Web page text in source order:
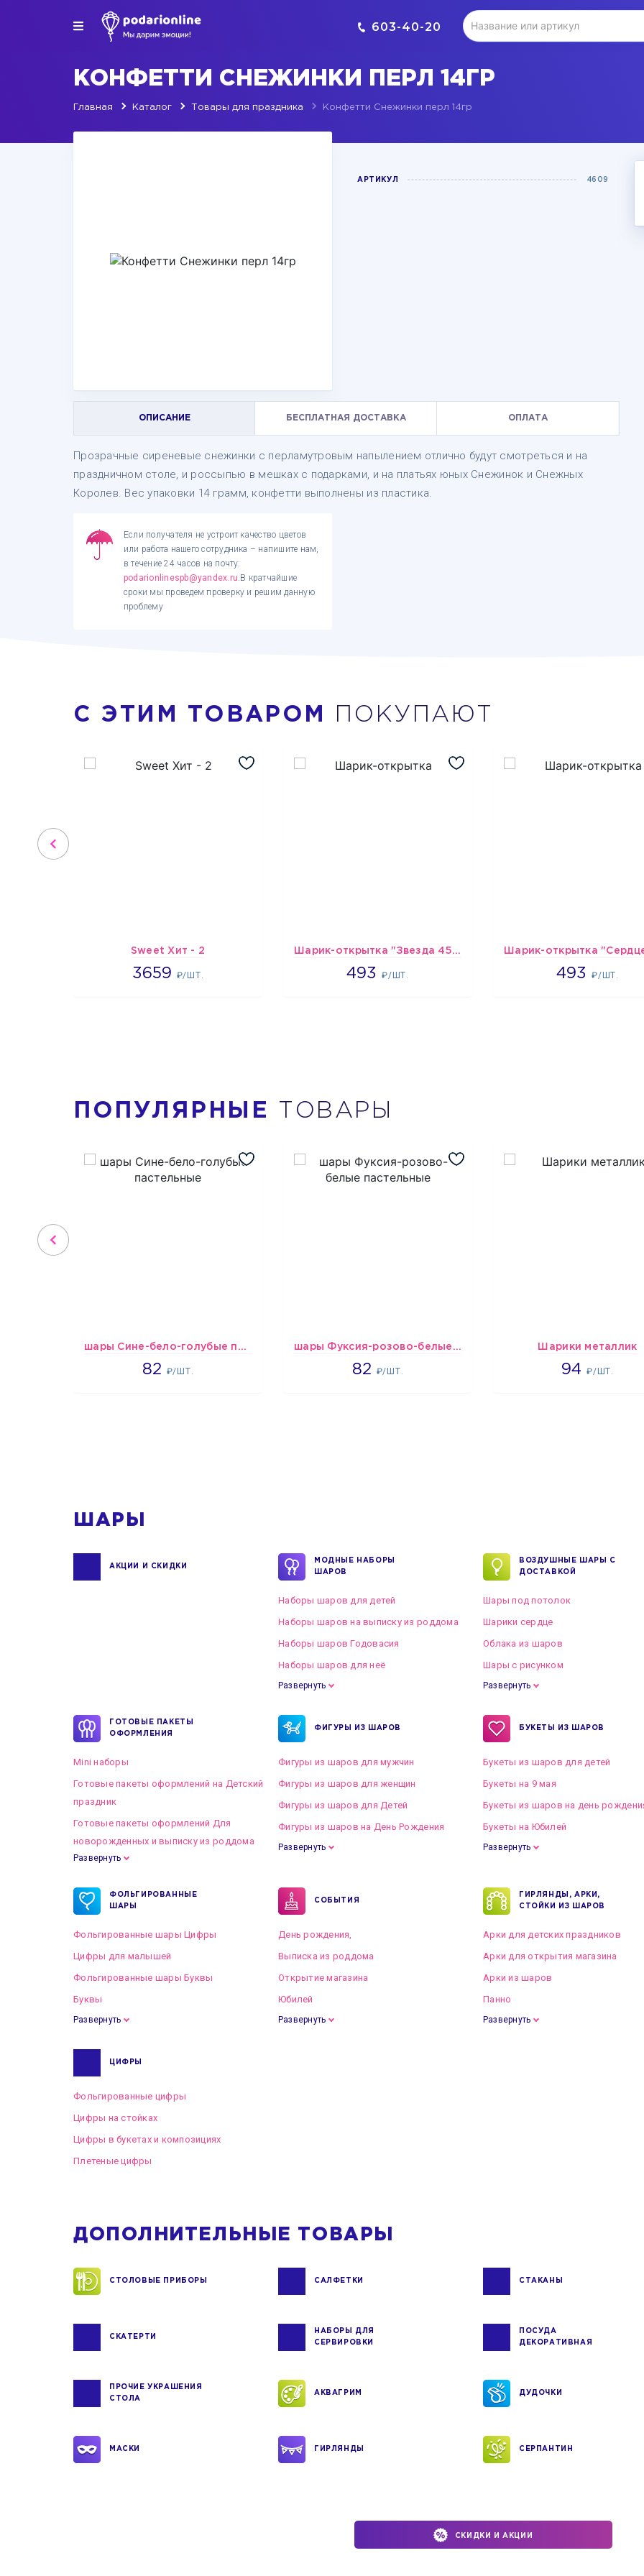
603-40-20
КОНФЕТТИ СНЕЖИНКИ ПЕРЛ 14ГР
Главная Каталог Товары для праздника Конфетти Снежинки перл 14гр
АРТИКУЛ 4609
ОПИСАНИЕ БЕСПЛАТНАЯ ДОСТАВКА ОПЛАТА
Прозрачные сиреневые снежинки с перламутровым напылением отлично будут смотреться и на
праздничном столе, и россыпью в мешках с подарками, и на платьях юных Снежинок и Снежных
Королев. Вес упаковки 14 грамм, конфетти выполнены из пластика.
Если получателя не устроит качество цветов
или работа нашего сотрудника – напишите нам,
в течение 24 часов на почту:
podarionlinespb@yandex.ru.В кратчайшие
сроки мы проведем проверку и решим данную
проблему
С ЭТИМ ТОВАРОМ ПОКУПАЮТ
Sweet Хит - 2
3659 ₽/ШТ.
3659 Шарик-открытка "Звезда 45 см" №1
493₽/ШТ.
493
493₽/ШТ.
493
ПОПУЛЯРНЫЕ ТОВАРЫ
шары Сине-бело-голубые пастельные
82 ₽/ШТ.
1637 шары Фуксия-розово-белые пастельные
82 ₽/ШТ.
1637 Шарики металлик
94₽/ШТ.
1697
ШАРЫ
АКЦИИ И СКИДКИ
МОДНЫЕ НАБОРЫ
ШАРОВ
Наборы шаров для детей
Наборы шаров на выписку из роддома
Наборы шаров Годовасия
Наборы шаров для неё
Развернуть
ВОЗДУШНЫЕ ШАРЫ С
ДОСТАВКОЙ
Шары под потолок
Шарики сердце
Облака из шаров
Шары с рисунком
Развернуть
ГОТОВЫЕ ПАКЕТЫ
ОФОРМЛЕНИЯ
Mini наборы
Готовые пакеты оформлений на Детский
праздник
Готовые пакеты оформлений Для
новорожденных и выписку из роддома
Готовые пакеты оформлений на Свадьбу
Развернуть
ФИГУРЫ ИЗ ШАРОВ
Фигуры из шаров для мужчин
Фигуры из шаров для женщин
Фигуры из шаров для Детей
Фигуры из шаров на День Рождения
Развернуть
БУКЕТЫ ИЗ ШАРОВ
Букеты из шаров для детей
Букеты на 9 мая
Букеты из шаров на день
Букеты на Юбилей
Развернуть
ФОЛЬГИРОВАННЫЕ
ШАРЫ
Фольгированные шары Цифры
Цифры для малышей
Фольгированные шары Буквы
Буквы
Развернуть
СОБЫТИЯ
День рождения,
Выписка из роддома
Открытие магазина
Юбилей
Развернуть
ГИРЛЯНДЫ, АРКИ,
СТОЙКИ ИЗ ШАРОВ
Арки для детских праздников
Арки для открытия магазина
Арки из шаров
Панно
Развернуть
ЦИФРЫ
Фольгированные цифры
Цифры на стойках
Цифры в букетах и композициях
Плетеные цифры
ДОПОЛНИТЕЛЬНЫЕ ТОВАРЫ
СТОЛОВЫЕ ПРИБОРЫ САЛФЕТКИ СТАКАНЫ
СКАТЕРТИ
НАБОРЫ ДЛЯ
СЕРВИРОВКИ
ПОСУДА
ДЕКОРАТИВНАЯ
ПРОЧИЕ УКРАШЕНИЯ
СТОЛА
АКВАГРИМ ДУДОЧКИ
МАСКИ ГИРЛЯНДЫ СЕРПАНТИН
СКИДКИ И АКЦИИ